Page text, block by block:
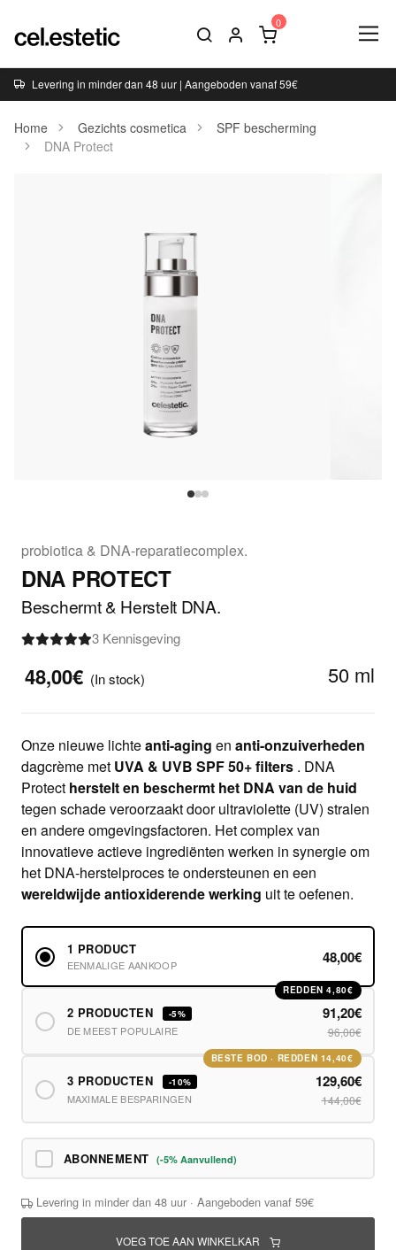
Levering in minder dan 48 uur | Aangeboden vanaf 59€
Home Gezichts cosmetica
SPF bescherming
DNA Protect
probiotica & DNA-reparatiecomplex.
DNA PROTECT
Beschermt & Herstelt DNA.
3 Kennisgeving
48,00€ 50 ml
(In stock)
Onze nieuwe lichteanti-aging en anti-onzuiverheden
dagcrème met UVA & UVB SPF 50+ filters . DNA
Protect herstelt en beschermt het DNA van de huid
tegen schade veroorzaakt door ultraviolette (UV) stralen
en andere omgevingsfactoren. Het complex van
innovatieve actieve ingrediënten werken in synergie om
het DNA-herstelproces te ondersteunen en een
wereldwijde antioxiderende werking uit te oefenen.
1 PRODUCT
EENMALIGE AANKOOP 48,00€
REDDEN 4,80€
2 PRODUCTEN -5%
DE MEEST POPULAIRE
91,20€
96,00€
BESTE BOD · REDDEN 14,40€
3 PRODUCTEN -10%
MAXIMALE BESPARINGEN
129,60€
144,00€
ABONNEMENT (-5% Aanvullend)
Levering in minder dan 48 uur · Aangeboden vanaf 59€
VOEG TOE AAN WINKELKAR